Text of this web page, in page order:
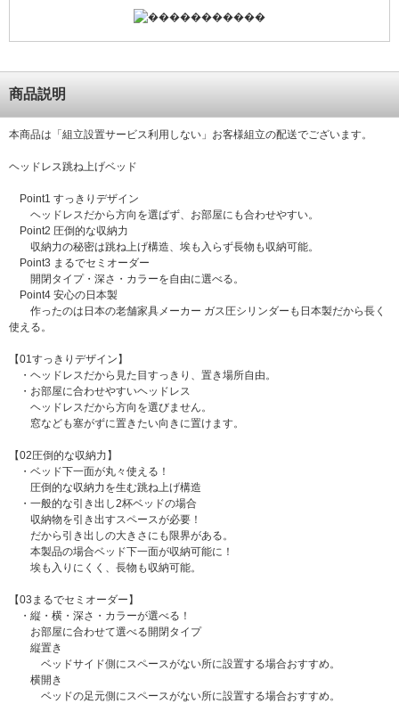
商品説明
本商品は「組立設置サービス利用しない」お客様組立の配送でございます。
ヘッドレス跳ね上げベッド
Point1 すっきりデザイン
ヘッドレスだから方向を選ばず、お部屋にも合わせやすい。
Point2 圧倒的な収納力
収納力の秘密は跳ね上げ構造、埃も入らず長物も収納可能。
Point3 まるでセミオーダー
開閉タイプ・深さ・カラーを自由に選べる。
Point4 安心の日本製
作ったのは日本の老舗家具メーカー ガス圧シリンダーも日本製だから長く
使える。
【01すっきりデザイン】
・ヘッドレスだから見た目すっきり、置き場所自由。
・お部屋に合わせやすいヘッドレス
ヘッドレスだから方向を選びません。
窓なども塞がずに置きたい向きに置けます。
【02圧倒的な収納力】
・ベッド下一面が丸々使える！
圧倒的な収納力を生む跳ね上げ構造
・一般的な引き出し2杯ベッドの場合
収納物を引き出すスペースが必要！
だから引き出しの大きさにも限界がある。
本製品の場合ベッド下一面が収納可能に！
埃も入りにくく、長物も収納可能。
【03まるでセミオーダー】
・縦・横・深さ・カラーが選べる！
お部屋に合わせて選べる開閉タイプ
縦置き
ベッドサイド側にスペースがない所に設置する場合おすすめ。
横開き
ベッドの足元側にスペースがない所に設置する場合おすすめ。